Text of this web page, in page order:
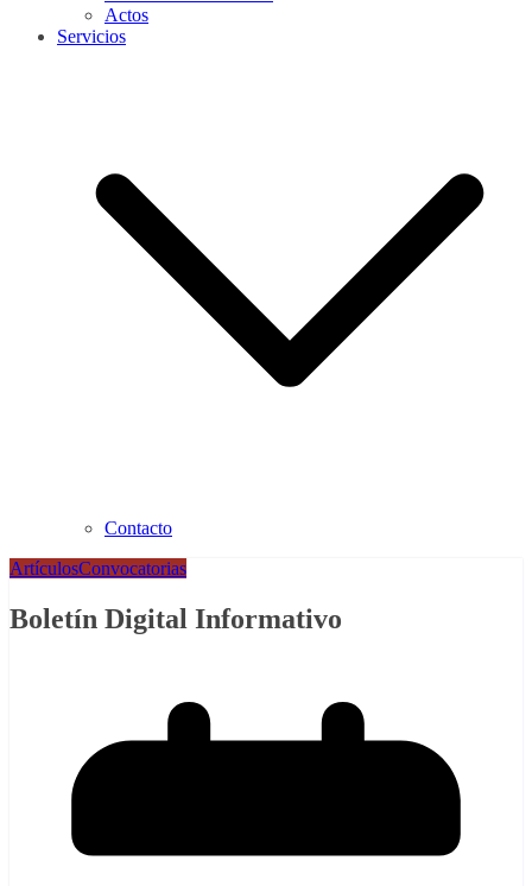
Actos
Servicios
Contacto
ArtículosConvocatorias
Boletín Digital Informativo